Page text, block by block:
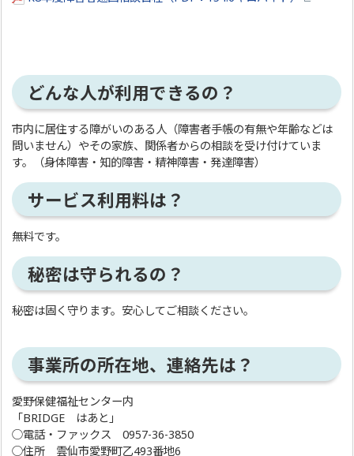
どんな人が利用できるの？
市内に居住する障がいのある人（障害者手帳の有無や年齢などは
問いません）やその家族、関係者からの相談を受け付けていま
す。（身体障害・知的障害・精神障害・発達障害）
サービス利用料は？
無料です。
秘密は守られるの？
秘密は固く守ります。安心してご相談ください。
事業所の所在地、連絡先は？
愛野保健福祉センター内
「BRIDGE はあと」
○電話・ファックス 0957-36-3850
○住所 雲仙市愛野町乙493番地6